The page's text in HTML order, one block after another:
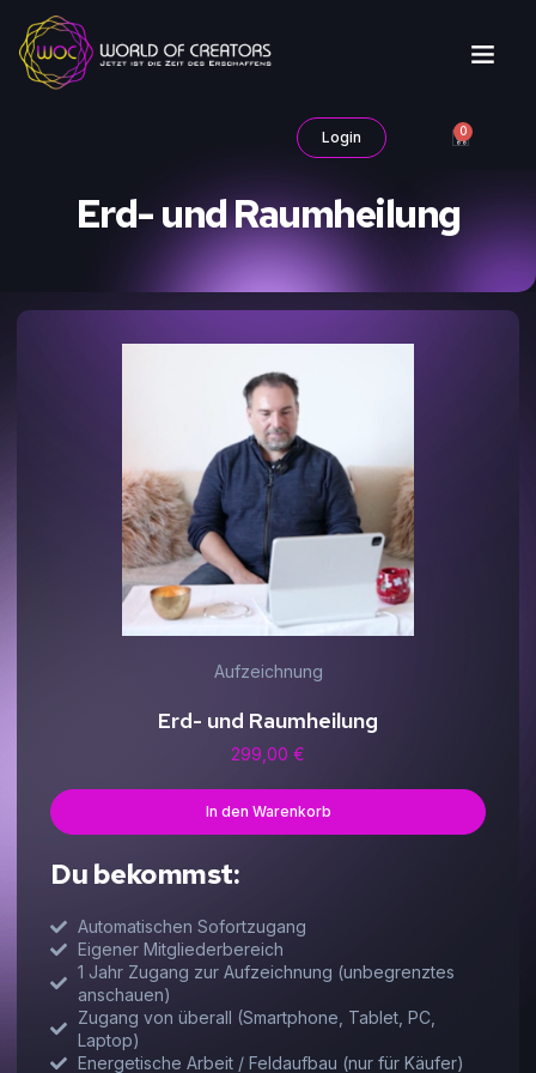
Login 0
Erd- und Raumheilung
Aufzeichnung
Erd- und Raumheilung
299,00 €
In den Warenkorb
Du bekommst:
Automatischen Sofortzugang
Eigener Mitgliederbereich
1 Jahr Zugang zur Aufzeichnung (unbegrenztes
anschauen)
Zugang von überall (Smartphone, Tablet, PC,
Laptop)
Energetische Arbeit / Feldaufbau (nur für Käufer)